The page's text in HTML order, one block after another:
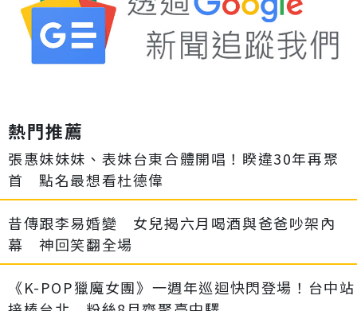
熱門推薦
張惠妹妹妹、表妹台東合體開唱！睽違30年再聚
首 點名最想看杜德偉
昔傳跟李易婚變 女兒揭六月喝酒與爸爸吵架內
幕 神回笑翻全場
《K-POP獵魔女團》一週年巡迴快閃登場！台中站